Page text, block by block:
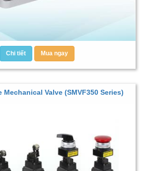
Chi tiết Mua ngay
Valve (SMVF350 Series)